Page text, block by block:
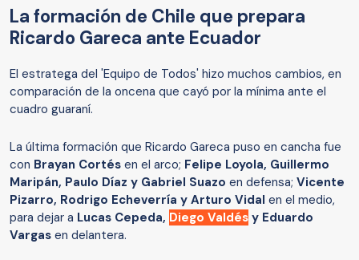
La formación de Chile que prepara
Ricardo Gareca ante Ecuador
El estratega del 'Equipo de Todos' hizo muchos cambios, en
comparación de la oncena que cayó por la mínima ante el
cuadro guaraní.
La última formación que Ricardo Gareca puso en cancha fue
con Brayan Cortés en el arco; Felipe Loyola, Guillermo
Maripán, Paulo Díaz y Gabriel Suazo en defensa; Vicente
Pizarro, Rodrigo Echeverría y Arturo Vidal en el medio,
para dejar a Lucas Cepeda, Diego Valdés y Eduardo
Vargas en delantera.